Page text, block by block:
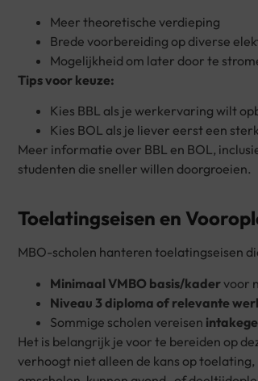
Meer theoretische verdieping
Brede voorbereiding op diverse
Mogelijkheid om later door te
Tips voor keuze:
Kies BBL als je werkervaring wilt
Kies BOL als je liever eerst een
Meer informatie over BBL en BOL,
studenten die sneller willen doorgroeien.
Toelatingseisen en
MBO-scholen hanteren toelatingseisen
Minimaal VMBO basis/kader voor
Niveau 3 diploma of relevante
Sommige scholen vereisen
Het is belangrijk je voor te bereiden op
verhoogt niet alleen de kans op